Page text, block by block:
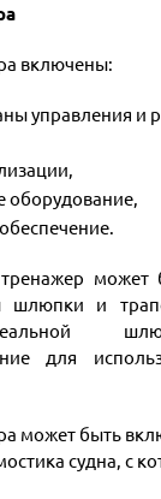
включены:
управления и
оборудование,
может
шлюпки и
для
может быть
судна, с